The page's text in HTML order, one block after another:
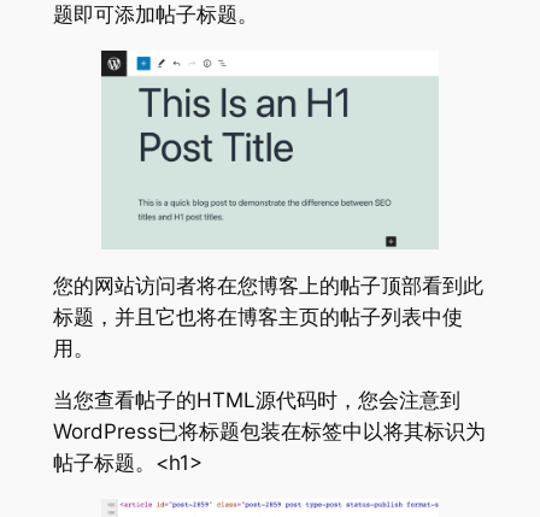
题即可添加帖子标题。
您的网站访问者将在您博客上的帖子顶部看到此
标题，并且它也将在博客主页的帖子列表中使
用。
当您查看帖子的HTML源代码时，您会注意到
WordPress已将标题包装在标签中以将其标识为
帖子标题。<h1>